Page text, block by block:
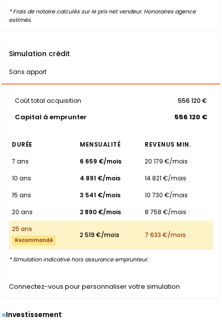
* Frais de notaire calculés sur le prix net vendeur. Honoraires agence
estimés.
Simulation crédit
Sans apport
Coût total acquisition 556 120 €
Capital à emprunter 556 120 €
DURÉE MENSUALITÉ
REVENUS MIN.
7 ans
6 659 €/mois
20 179 €/mois
10 ans
4 891 €/mois
14 821 €/mois
15 ans
3 541 €/mois
10 730 €/mois
20 ans
2 890 €/mois
8 758 €/mois
25 ans
Recommandé
2 519 €/mois 7 633 €/mois
* Simulation indicative hors assurance emprunteur.
Connectez-vous pour personnaliser votre simulation
Investissement